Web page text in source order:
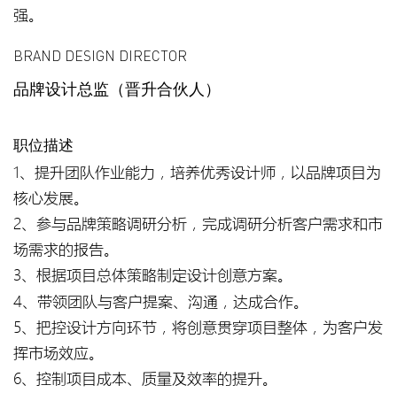
强。
BRAND DESIGN DIRECTOR
品牌设计总监（晋升合伙人）
职位描述
1、提升团队作业能力，培养优秀设计师，以品牌项目为
核心发展。
2、参与品牌策略调研分析，完成调研分析客户需求和市
场需求的报告。
3、根据项目总体策略制定设计创意方案。
4、带领团队与客户提案、沟通，达成合作。
5、把控设计方向环节，将创意贯穿项目整体，为客户发
挥市场效应。
6、控制项目成本、质量及效率的提升。